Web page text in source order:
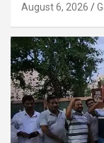
August 6, 2026